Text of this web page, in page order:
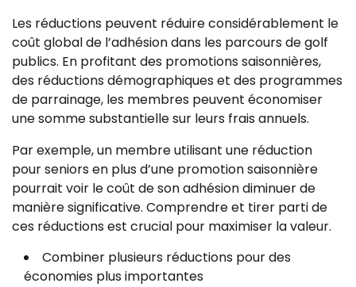
Les réductions peuvent réduire considérablement le
coût global de l’adhésion dans les parcours de golf
publics. En profitant des promotions saisonnières,
des réductions démographiques et des programmes
de parrainage, les membres peuvent économiser
une somme substantielle sur leurs frais annuels.
Par exemple, un membre utilisant une réduction
pour seniors en plus d’une promotion saisonnière
pourrait voir le coût de son adhésion diminuer de
manière significative. Comprendre et tirer parti de
ces réductions est crucial pour maximiser la valeur.
Combiner plusieurs réductions pour des
économies plus importantes